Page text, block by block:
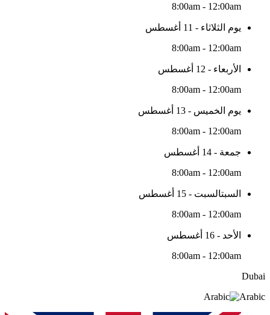
8:00am - 12:00am
يوم الثلاثاء - 11 أغسطس
8:00am - 12:00am
الأربعاء - 12 أغسطس
8:00am - 12:00am
يوم الخميس - 13 أغسطس
8:00am - 12:00am
جمعة - 14 أغسطس
8:00am - 12:00am
السبتالسبت - 15 أغسطس
8:00am - 12:00am
الأحد - 16 أغسطس
8:00am - 12:00am
Dubai
Arabic